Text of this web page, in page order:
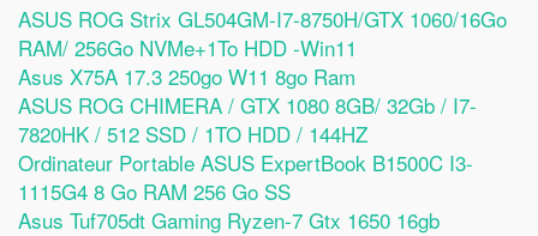
ASUS ROG Strix GL504GM-I7-8750H/GTX 1060/16Go
RAM/ 256Go NVMe+1To HDD -Win11
Asus X75A 17.3 250go W11 8go Ram
ASUS ROG CHIMERA / GTX 1080 8GB/ 32Gb / I7-
7820HK / 512 SSD / 1TO HDD / 144HZ
Ordinateur Portable ASUS ExpertBook B1500C I3-
1115G4 8 Go RAM 256 Go SS
Asus Tuf705dt Gaming Ryzen-7 Gtx 1650 16gb